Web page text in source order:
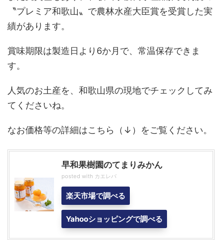
〝プレミア和歌山〟で農林水産大臣賞を受賞した実
績があります。
賞味期限は製造日より6か月で、常温保存できま
す。
人気のお土産を、和歌山県の現地でチェックしてみ
てくださいね。
なお価格等の詳細はこちら（↓）をご覧ください。
早和果樹園のてまりみかん
posted with カエレバ
楽天市場で調べる
Yahooショッピングで調べる